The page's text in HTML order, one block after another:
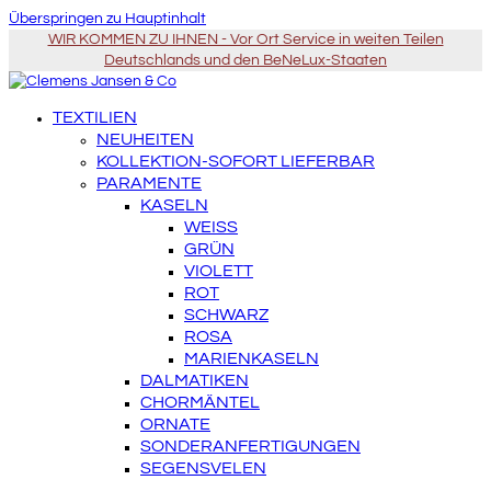
Überspringen zu Hauptinhalt
WIR KOMMEN ZU IHNEN - Vor Ort Service in weiten Teilen
Deutschlands und den BeNeLux-Staaten
TEXTILIEN
NEUHEITEN
KOLLEKTION-SOFORT LIEFERBAR
PARAMENTE
KASELN
WEISS
GRÜN
VIOLETT
ROT
SCHWARZ
ROSA
MARIENKASELN
DALMATIKEN
CHORMÄNTEL
ORNATE
SONDERANFERTIGUNGEN
SEGENSVELEN